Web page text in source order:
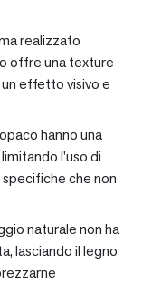
realizzato
offre una texture
effetto visivo e
hanno una
l’uso di
che non
naturale non ha
lasciando il legno